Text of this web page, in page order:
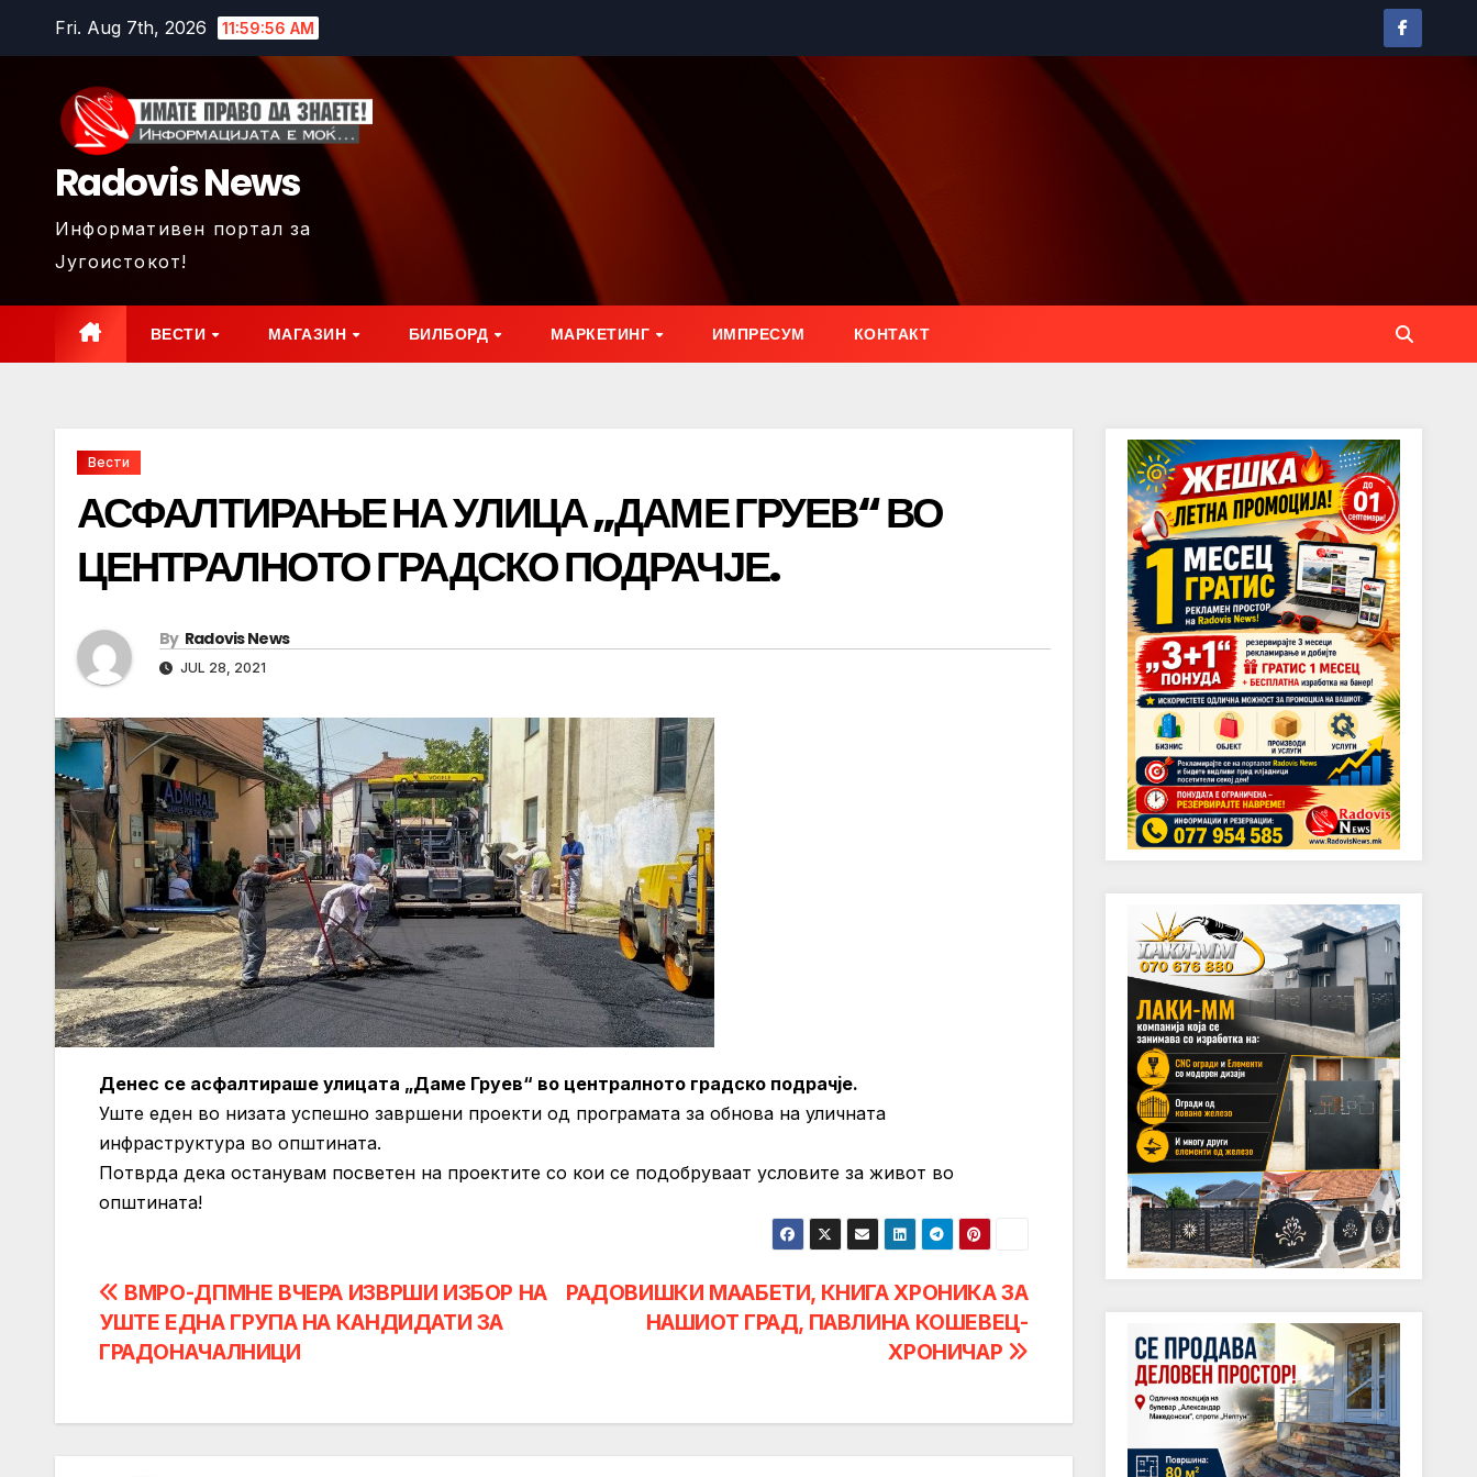
Fri. Aug 7th, 2026 11:59:58 AM
Radovis News
Информативен портал за
Југоистокот!
ВЕСТИ МАГАЗИН БИЛБОРД МАРКЕТИНГ ИМПРЕСУМ КОНТАКТ
Вести
АСФАЛТИРАЊЕ НА УЛИЦА „ДАМЕ ГРУЕВ“ ВО
ЦЕНТРАЛНОТО ГРАДСКО ПОДРАЧЈЕ.
By Radovis News
JUL 28, 2021
Денес се асфалтираше улицата „Даме Груев“ во централното градско подрачје.
Уште еден во низата успешно завршени проекти од програмата за обнова на уличната
инфраструктура во општината.
Потврда дека останувам посветен на проектите со кои се подобруваат условите за живот во
општината!
Post
navigation
РАДОВИШКИ МААБЕТИ, КНИГА ХРОНИКА ЗА
НАШИОТ ГРАД, ПАВЛИНА КОШЕВЕЦ-
ХРОНИЧАР
ВМРО-ДПМНЕ ВЧЕРА ИЗВРШИ ИЗБОР НА
УШТЕ ЕДНА ГРУПА НА КАНДИДАТИ ЗА
ГРАДОНАЧАЛНИЦИ